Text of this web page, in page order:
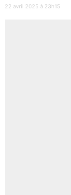
22 avril 2025 à 23h15